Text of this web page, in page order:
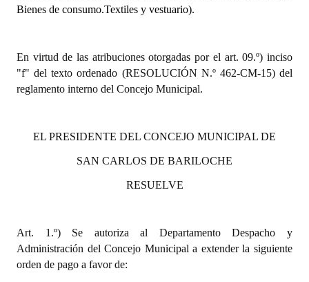
Informes de Unidad Coordinadora
Ejecución Presupuestaria
Resoluciones
Resoluciones de Presidencia
Bienes de consumo.Textiles y vestuario).
En virtud de las atribuciones otorgadas por el art. 09.º) inciso
"f" del texto ordenado (RESOLUCIÓN N.º 462-CM-15) del
reglamento interno del Concejo Municipal.
EL PRESIDENTE DEL CONCEJO MUNICIPAL DE
SAN CARLOS DE BARILOCHE
RESUELVE
Art. 1.º) Se autoriza al Departamento Despacho y
Administración del Concejo Municipal a extender la siguiente
orden de pago a favor de: